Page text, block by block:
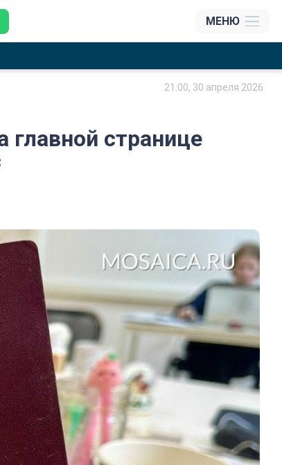
МЕНЮ
21:00, 30 апреля 2026
главной странице